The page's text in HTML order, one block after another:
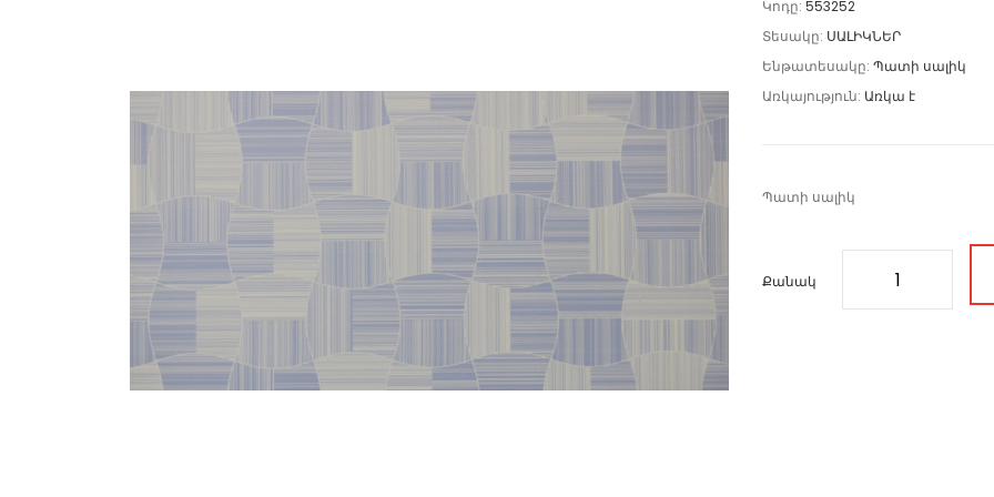
Կոդը: 553252
Տեսակը: ՍԱԼԻԿՆԵՐ
Ենթատեսակը: Պատի սալիկ
Առկայություն: Առկա է
Պատի սալիկ
Քանակ